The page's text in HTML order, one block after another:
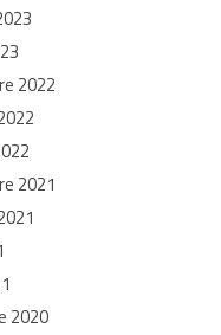
2022
2021
2020